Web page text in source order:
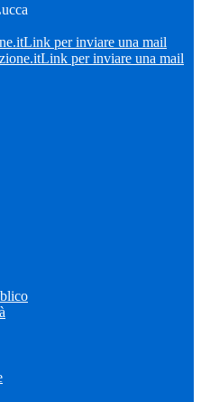
Link per inviare una mail
Link per inviare una mail